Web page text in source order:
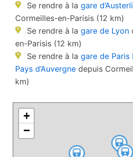
Se rendre à la gare
Cormeilles-en-Parisis (12 km)
Se rendre à la gare de Lyon
en-Parisis (12 km)
Se rendre à la gare de Paris
Pays d’Auvergne depuis
km)
+
−